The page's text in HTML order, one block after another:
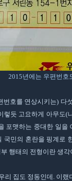
2015년에는 우편번호
호를 연상시키는) 다
듯 고요하게 아무도
포맷하는 중대한 일
국민의 혼란을 핑계로
행태의 전형이란 생각
리 집도 정동인데. 이랬